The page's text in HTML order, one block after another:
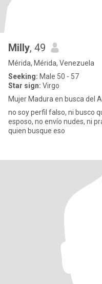
Milly, 49
Mérida, Mérida, Venezuela
Seeking: Male 50 - 57
Star sign: Virgo
Mujer Madura en busca del
no soy perfil falso, ni busco que me envíen dinero, busco un
esposo, no envío nudes, ni practico sexo en linea, abstenerse
quien busque eso